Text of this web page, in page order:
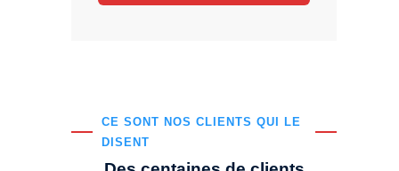
CE SONT NOS CLIENTS QUI LE
DISENT